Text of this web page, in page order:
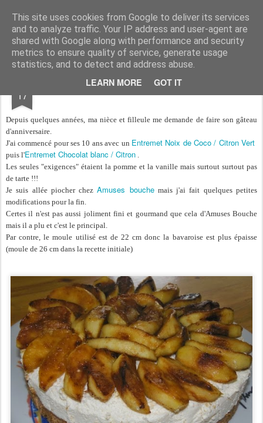
This site uses cookies from Google to deliver its services
and to analyze traffic. Your IP address and user-agent are
shared with Google along with performance and security
metrics to ensure quality of service, generate usage
statistics, and to detect and address abuse.
LEARN MORE GOT IT
Aux papilles by Virginie
17 Bavarois aux Pommes
Depuis quelques années, ma nièce et filleule me demande de faire son gâteau
d'anniversaire.
J'ai commencé pour ses 10 ans avec un Entremet Noix de Coco / Citron Vert
puis l'Entremet Chocolat blanc / Citron .
Les seules "exigences" étaient la pomme et la vanille mais surtout surtout pas
de tarte !!!
Je suis allée piocher chezAmuses bouchemais j'ai fait quelques petites
modifications pour la fin.
Certes il n'est pas aussi joliment fini et gourmand que cela d'Amuses Bouche
mais il a plu et c'est le principal.
Par contre, le moule utilisé est de 22 cm donc la bavaroise est plus épaisse
(moule de 26 cm dans la recette initiale)